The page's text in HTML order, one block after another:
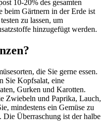
10-20% des gesamten
beim Gärtnern in der Erde ist
zu lassen, um
hinzugefügt werden.
die Sie gerne essen.
Sie Kopfsalat, eine
Gurken und Karotten.
Zwiebeln und Paprika, Lauch,
mindestens ein Gemüse zu
Die Überraschung ist der halbe